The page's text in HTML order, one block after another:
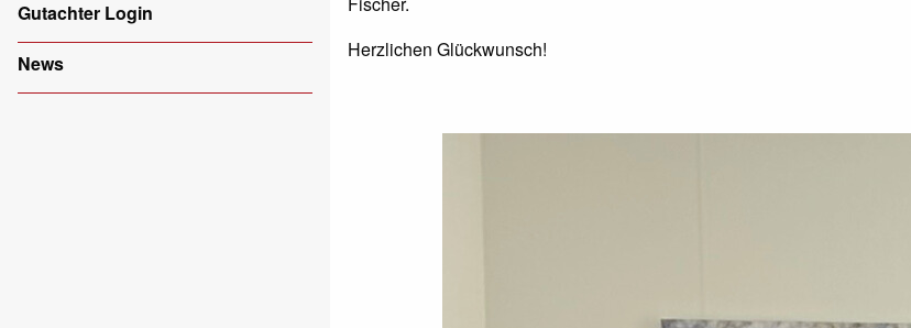
Gutachter Login
News
Herzlichen Glückwunsch!